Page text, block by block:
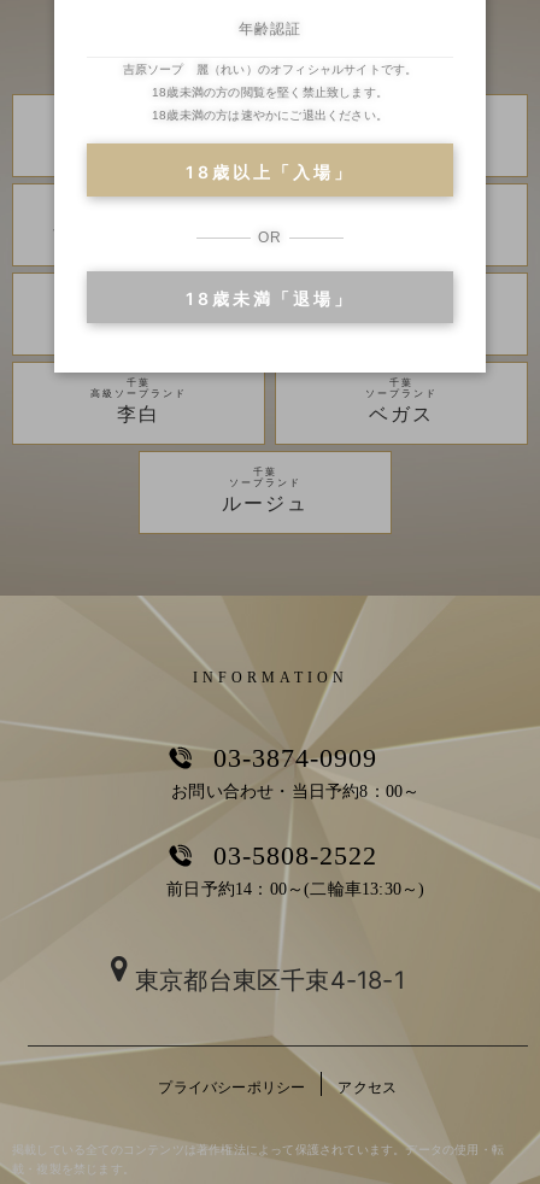
川崎・堀之内
琥珀
川崎・堀之内
金瓶梅
アラビアンナイト カンカン娘ネオ
グランローズ アカデミー
千葉
高級ソープランド
李白
千葉
ソープランド
ベガス
千葉
ソープランド
ルージュ
INFORMATION
03-3874-0909
お問い合わせ・当日予約8：00～
03-5808-2522
前日予約14：00～(二輪車13:30～)
東京都台東区千束4-18-1
プライバシーポリシー アクセス
掲載している全てのコンテンツは著作権法によって保護されています。データの使用・転
載・複製を禁じます。
年齢認証
吉原ソープ 麗（れい）のオフィシャルサイトです。
18歳未満の方の閲覧を堅く禁止致します。
18歳未満の方は速やかにご退出ください。
18歳以上「入場」
OR
18歳未満「退場」